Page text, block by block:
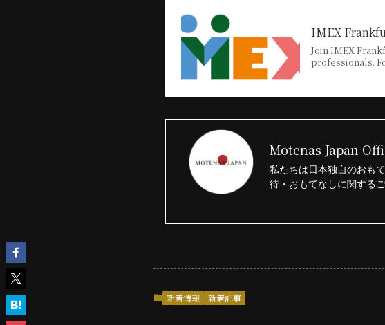
IMEX
Join IMEX
professionals.
Motenas Japan
私たちは日本独自のおも
待・おもてなしに関する
新着情報 新着記事